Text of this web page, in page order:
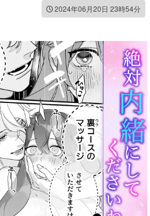
2024年06月20日 23時54分